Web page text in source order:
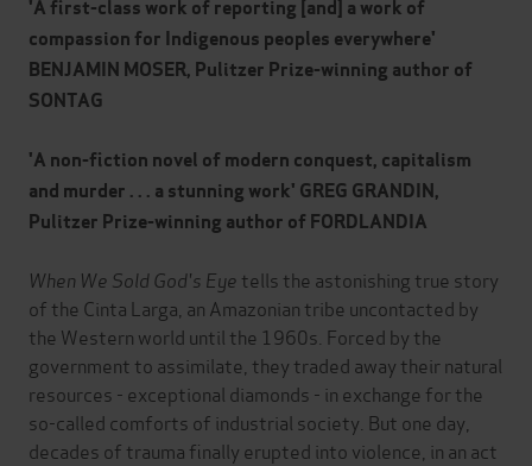
'A first-class work of reporting [and] a work of
compassion for Indigenous peoples everywhere'
BENJAMIN MOSER, Pulitzer Prize-winning author of
SONTAG
'A non-fiction novel of modern conquest, capitalism
and murder . . . a stunning work' GREG GRANDIN,
Pulitzer Prize-winning author of FORDLANDIA
When We Sold God's Eye tells the astonishing true story
of the Cinta Larga, an Amazonian tribe uncontacted by
the Western world until the 1960s. Forced by the
government to assimilate, they traded away their natural
resources - exceptional diamonds - in exchange for the
so-called comforts of industrial society. But one day,
decades of trauma finally erupted into violence, in an act